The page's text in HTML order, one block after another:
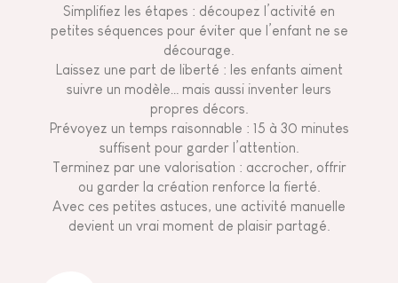
Simplifiez les étapes : découpez l’activité en
petites séquences pour éviter que l’enfant ne se
décourage.
Laissez une part de liberté : les enfants aiment
suivre un modèle… mais aussi inventer leurs
propres décors.
Prévoyez un temps raisonnable : 15 à 30 minutes
suffisent pour garder l’attention.
Terminez par une valorisation : accrocher, offrir
ou garder la création renforce la fierté.
Avec ces petites astuces, une activité manuelle
devient un vrai moment de plaisir partagé.